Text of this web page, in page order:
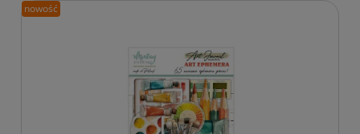
nowość